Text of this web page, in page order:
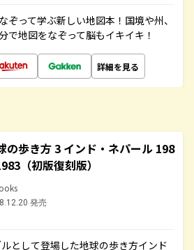
ぞって学ぶ新しい地図本！国境や州、
で地図をなぞって脳もイキイキ！
詳細を見る
の歩き方 3 インド・ネパール 198
（初版復刻版）
発売
として登場した地球の歩き方インド